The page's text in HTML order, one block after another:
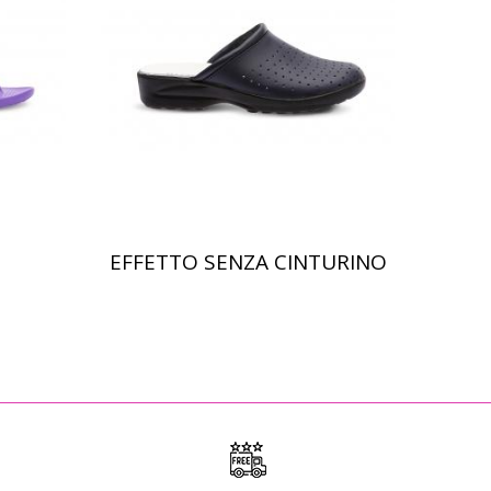
Scopri di più
EFFETTO SENZA CINTURINO